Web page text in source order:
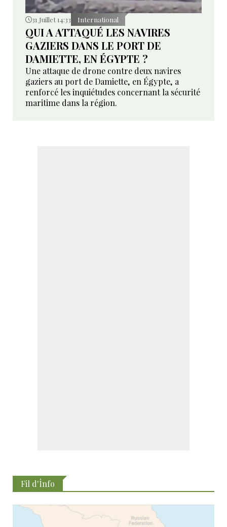
31 Juillet 14:33 International
QUI A ATTAQUÉ LES NAVIRES
GAZIERS DANS LE PORT DE
DAMIETTE, EN ÉGYPTE ?
Une attaque de drone contre deux navires
gaziers au port de Damiette, en Égypte, a
renforcé les inquiétudes concernant la sécurité
maritime dans la région.
Fil d'İnfo